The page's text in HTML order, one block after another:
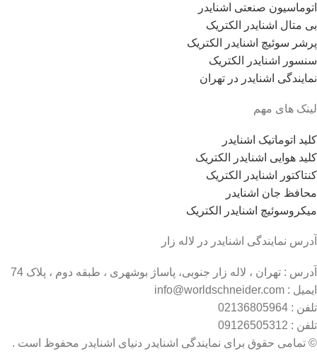
اتوماسیون صنعتی اشنایدر
بی متال اشنایدر الکتریک
پرشر سوئیچ اشنایدر الکتریک
سنسور اشنایدر الکتریک
نمایندگی اشنایدر در تهران
لینک های مهم
کلید اتوماتیک اشنایدر
کلید هوایی اشنایدر الکتریک
کنتاکتور اشنایدر الکتریک
محافظ جان اشنایدر
میکروسوئیچ اشنایدر الکتریک
آدرس نمایندگی اشنایدر در لاله زار
آدرس : تهران ، لاله زار جنوبی، پاساژ بوشهری ، طبقه دوم ، پلاک 74
ایمیل : info@worldschneider.com
تلفن : 02136805964
تلفن : 09126505312
© تمامی حقوق برای نمایندگی اشنایدر دنیای اشنایدر محفوظ است .